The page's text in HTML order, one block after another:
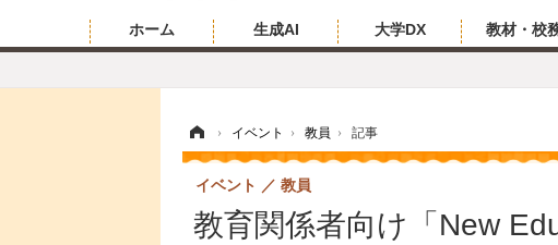
ホーム 生成AI 大学DX 教材・校
› イベント › 教員 › 記事
教育関係者向け「New
イベント 教員